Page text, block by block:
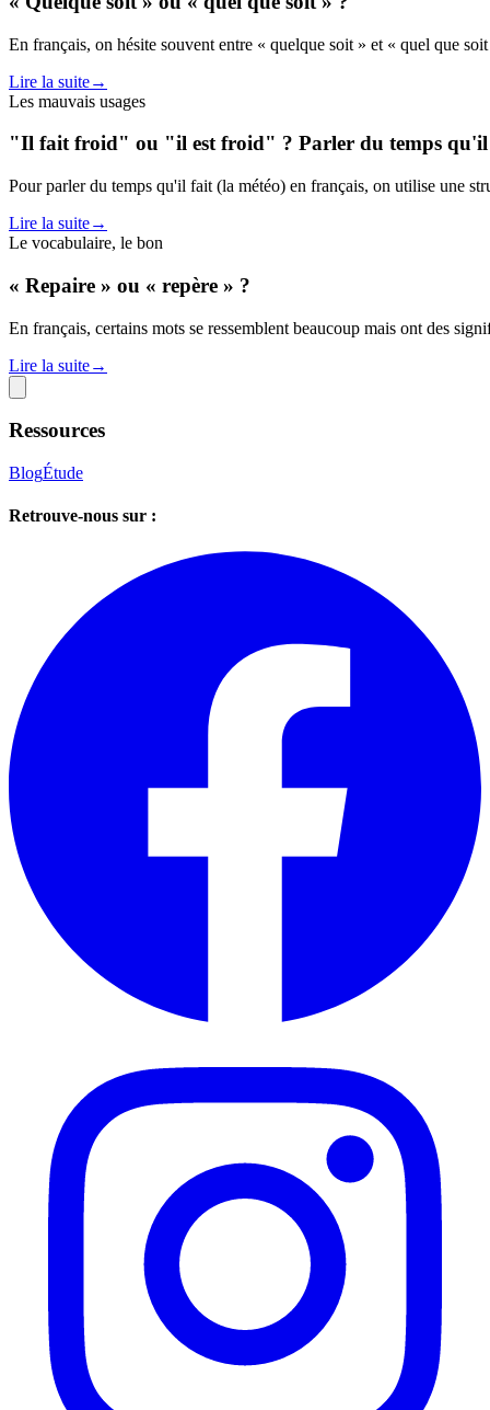
En français, on hésite souvent entre « quelque soit » et « quel que
Lire la suite→
Les mauvais usages
"Il fait froid" ou "il est froid" ? Parler du temps
Pour parler du temps qu'il fait (la météo) en français, on utilise une
Lire la suite→
Le vocabulaire, le bon
« Repaire » ou « repère » ?
En français, certains mots se ressemblent beaucoup mais ont des
Lire la suite→
Ressources
BlogÉtude
Retrouve-nous sur :